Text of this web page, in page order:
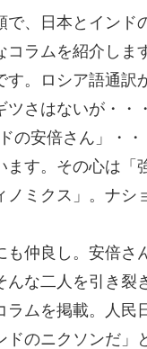
で、日本とインド
コラムを紹介しま
す。ロシア語通
ツさはないが・・
の安倍さん」・
ます。その心は
ノミクス」。ナシ
も仲良し。安倍さ
んな二人を引き裂
ラムを掲載。人民
ドのニクソンだ」